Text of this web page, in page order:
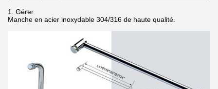
1. Gérer
Manche en acier inoxydable 304/316 de haute qualité.